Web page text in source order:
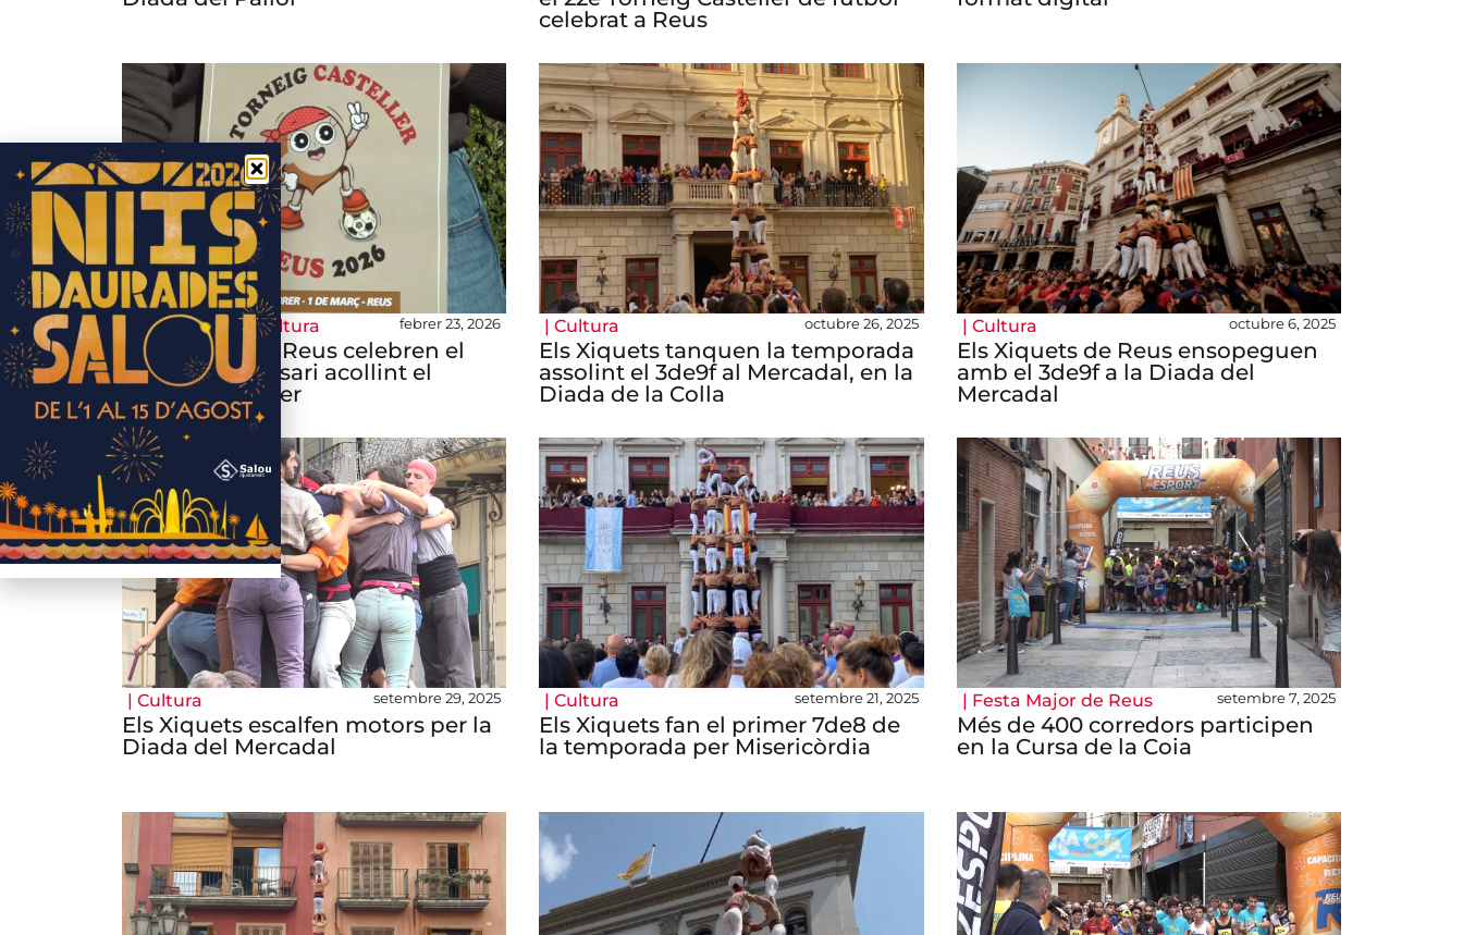
celebrat a Reus
Àmbit social,Cultura febrer 23, 2026
Els Xiquets de Reus celebren el
seu 45è aniversari acollint el
torneig casteller
| Cultura octubre 26, 2025
Els Xiquets tanquen la temporada
assolint el 3de9f al Mercadal, en la
Diada de la Colla
| Cultura octubre 6, 2025
Els Xiquets de Reus ensopeguen
amb el 3de9f a la Diada del
Mercadal
| Cultura setembre 29, 2025
Els Xiquets escalfen motors per la
Diada del Mercadal
| Cultura setembre 21, 2025
Els Xiquets fan el primer 7de8 de
la temporada per Misericòrdia
| Festa Major de Reus setembre 7, 2025
Més de 400 corredors participen
en la Cursa de la Coia